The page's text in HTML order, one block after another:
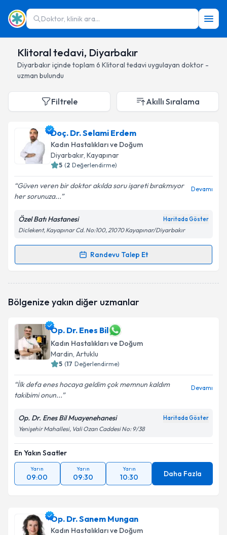
Doktor, klinik ara...
Klitoral tedavi, Diyarbakır
Diyarbakıriçinde toplam 6 Klitoral tedavi uygulayan doktor -
uzman bulundu
Filtrele Akıllı Sıralama
Doç. Dr. Selami Erdem
Kadın Hastalıkları ve Doğum
Diyarbakır, Kayapınar
5 (2 Değerlendirme)
Güven veren bir doktor akılda soru işareti bırakmıyor
her sorunuza...
Devamı
Özel Batı Hastanesi Haritada Göster
Diclekent, Kayapınar Cd. No:100, 21070 Kayapınar/Diyarbakır
Randevu Talep Et
Randevu Takvimi Talebi
oluşturun. Size bu uzmandan randevu almanız için bir
E-posta Adresiniz
Kişisel verilerimin işlenmesine ilişkinAydınlatma
Metni
Bölgenize yakın diğer uzmanlar
Op. Dr. Enes Bil
Kadın Hastalıkları ve Doğum
Mardin, Artuklu
5 (17 Değerlendirme)
İlk defa enes hocaya geldim çok memnun kaldım
takibimi onun...
Devamı
Op. Dr. Enes Bil Muayenehanesi Haritada Göster
Yenişehir Mahallesi, Vali Ozan Caddesi No: 9/38
En Yakın Saatler
Yarın
09:00
Yarın
09:30
Yarın
10:30 Daha Fazla
Op. Dr. Sanem Mungan
Kadın Hastalıkları ve Doğum